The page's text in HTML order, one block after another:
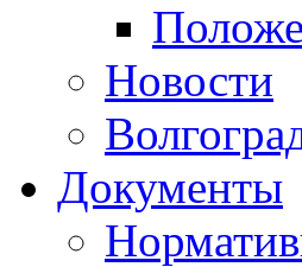
Новости
Документы